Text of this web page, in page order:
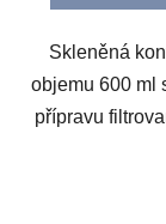
Skleněná
objemu 600 ml
přípravu